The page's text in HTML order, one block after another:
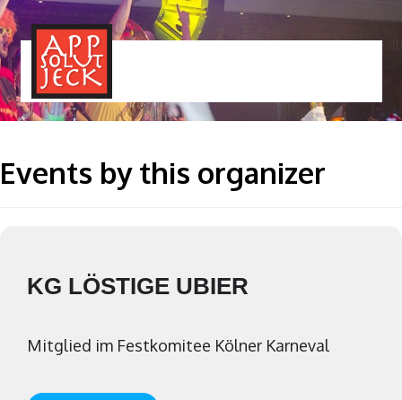
Events by this organizer
KG LÖSTIGE UBIER
Mitglied im Festkomitee Kölner Karneval